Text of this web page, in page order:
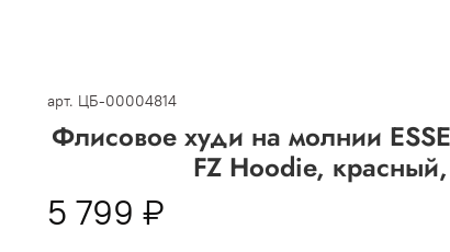
за 6 месяцев - 30.000 рублей.
за 6 месяцев 80.000 рублей
арт. ЦБ-00004814
Флисовое худи на молнии
FZ Hoodie,
5 799 ₽